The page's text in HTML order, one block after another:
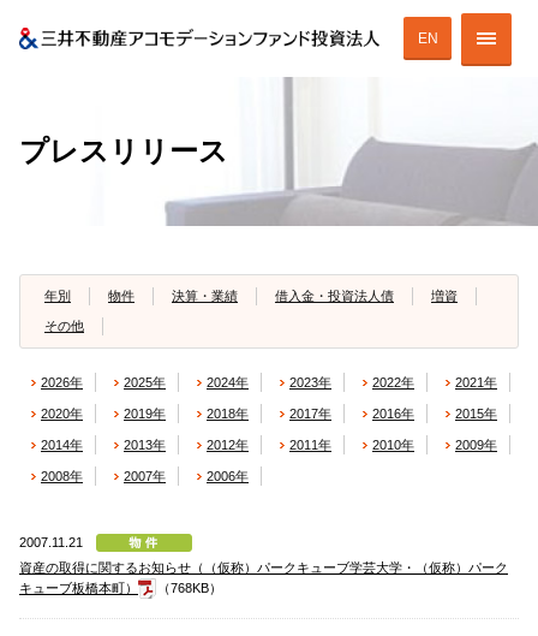
EN
投資法人の戦略
ポートフォリオ
財務情報
IR情報
プレスリリース
年別 物件 決算・業績 借入金・投資法人債 増資
その他
2026年 2025年 2024年 2023年 2022年 2021年
2020年 2019年 2018年 2017年 2016年 2015年
2014年 2013年 2012年 2011年 2010年 2009年
2008年 2007年 2006年
2007.11.21
資産の取得に関するお知らせ（（仮称）パークキューブ学芸大学・（仮称）パーク
キューブ板橋本町）
（768KB）